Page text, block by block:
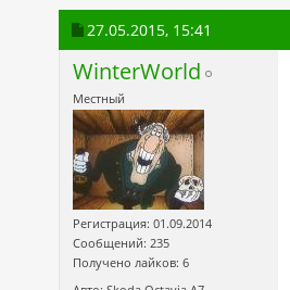
27.05.2015, 15:41
WinterWorld
Местный
Регистрация: 01.09.2014
Сообщений: 235
Получено лайков: 6